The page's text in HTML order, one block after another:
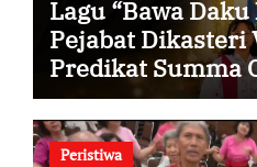
Lagu “Bawa
Pejabat Dikasteri
Predikat Summa
Peristiwa